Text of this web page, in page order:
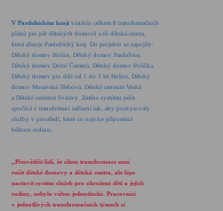
V Pardubickém kraji vzniklo celkem 8 transformačních
plánů pro pět dětských domovů a tři dětská centra,
která zřizuje Pardubický kraj. Do projektu se zapojily:
Dětský domov Holice, Dětský domov Pardubice,
Dětský domov Dolní Čermná, Dětský domov Polička,
Dětský domov pro děti od 1 do 3 let Holice, Dětský
domov Moravská Třebová, Dětské centrum Veská
a Dětské centrum Svitavy. Změna systému péče
spočívá v transformaci zařízení tak, aby poskytovaly
služby v prostředí, které co nejvíce připomíná
běžnou rodinu.
„Přesvědčit lidi, že cílem transformace není
rušit dětské domovy a dětská centra, ale lépe
nastavit systém služeb pro ohrožené děti a jejich
rodiny, nebylo vůbec jednoduché. Pracovníci
v jednotlivých transformačních týmech si